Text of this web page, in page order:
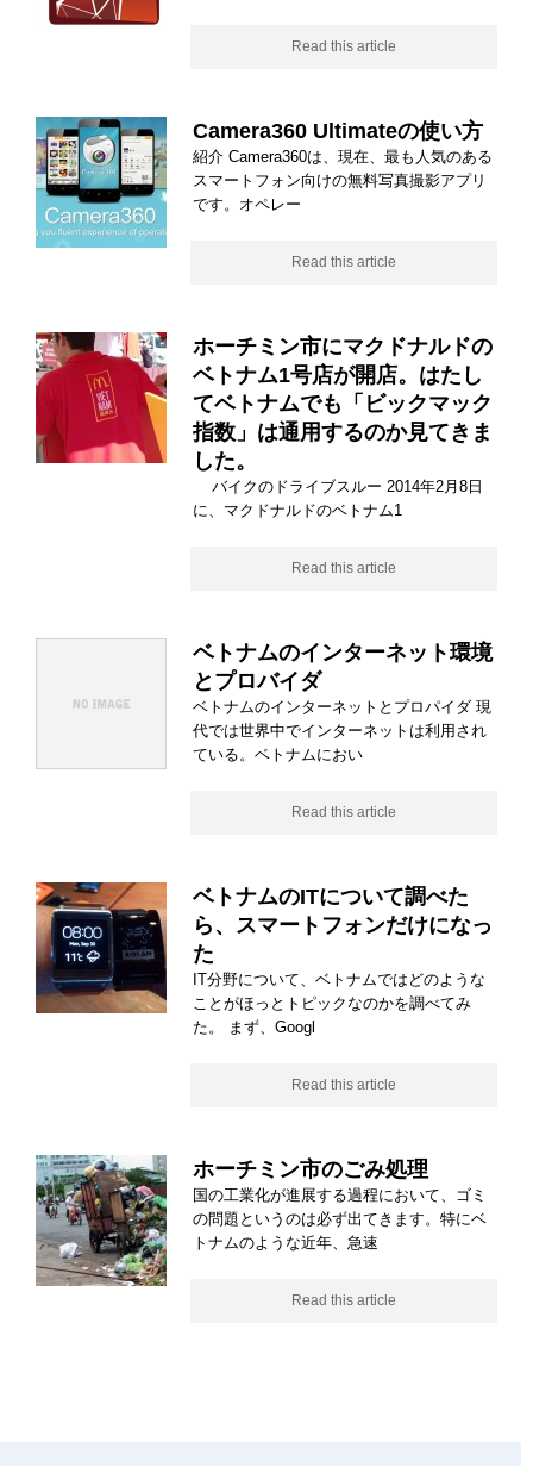
Read this article
Camera360 Ultimateの使い方
紹介 Camera360は、現在、最も人気のある
スマートフォン向けの無料写真撮影アプリ
です。オペレー
Read this article
ホーチミン市にマクドナルドの
ベトナム1号店が開店。はたし
てベトナムでも「ビックマック
指数」は通用するのか見てきま
した。
バイクのドライブスルー 2014年2月8日
に、マクドナルドのベトナム1
Read this article
ベトナムのインターネット環境
とプロバイダ
ベトナムのインターネットとプロパイダ 現
代では世界中でインターネットは利用され
ている。ベトナムにおい
Read this article
ベトナムのITについて調べた
ら、スマートフォンだけになっ
た
IT分野について、ベトナムではどのような
ことがほっとトピックなのかを調べてみ
た。 まず、Googl
Read this article
ホーチミン市のごみ処理
国の工業化が進展する過程において、ゴミ
の問題というのは必ず出てきます。特にベ
トナムのような近年、急速
Read this article